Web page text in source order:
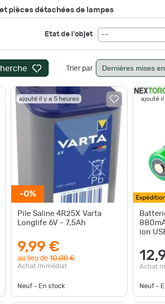
pièces détachées de lampes
Etat de l'objet --
Trier par
ajouté il y a 5 heures
-0%
Pile Saline 4R25X Varta
Longlife 6V - 7,5Ah
9,99 €
au lieu de10,00 €
Achat Immédiat
Neuf - En stock
ajouté il
ion
Achat
Neuf -